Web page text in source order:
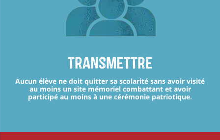
transmettre
Aucun élève ne doit quitter sa scolarité sans avoir visité
au moins un site mémoriel combattant et avoir
participé au moins à une cérémonie patriotique.